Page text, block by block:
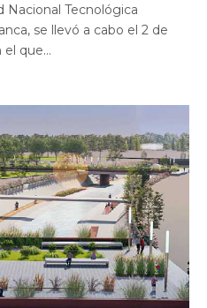
Nacional Tecnológica
se llevó a cabo el 2 de
que...